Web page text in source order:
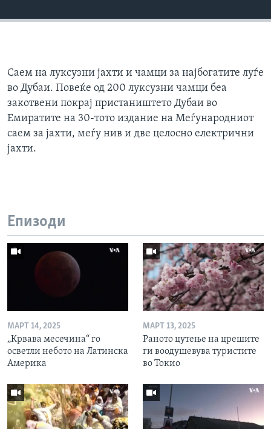
Саем на луксузни јахти и чамци за најбогатите луѓе
во Дубаи. Повеќе од 200 луксузни чамци беа
закотвени покрај пристаништето Дубаи во
Емиратите на 30-тото издание на Меѓународниот
саем за јахти, меѓу нив и две целосно електрични
јахти.
Епизоди
МАРТ 14, 2025
„Крвава месечина“ го
осветли небото на Латинска
Америка
МАРТ 13, 2025
Раното цутење на црешите
ги воодушевува туристите
во Токио